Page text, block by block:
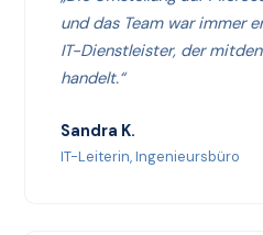
und das Team war immer
IT-Dienstleister, der
handelt.“
Sandra K.
IT-Leiterin, Ingenieursbüro